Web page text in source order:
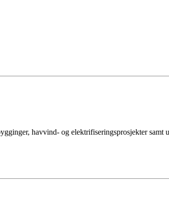
havvind- og elektrifiseringsprosjekter samt